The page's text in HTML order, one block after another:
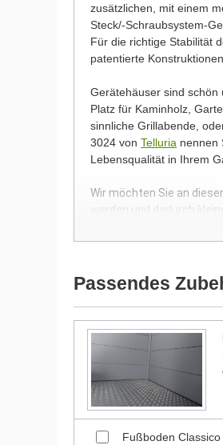
zusätzlichen, mit einem
Steck/-Schraubsystem-
Für die richtige Stabilität
patentierte Konstruktionen.
Gerätehäuser sind schön
Platz für Kaminholz,
sinnliche Grillabende,
3024 von Telluria nennen
Lebensqualität in Ihrem
Wir möchten Sie an
werden und dadurch
Bilder unserer Kunden
Passendes
Fußboden